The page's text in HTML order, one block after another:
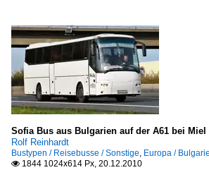
Sofia Bus aus Bulgarien auf der A61 bei Miel
Rolf Reinhardt
Bustypen / Reisebusse / Sonstige, Europa /
 1844 1024x614 Px, 20.12.2010